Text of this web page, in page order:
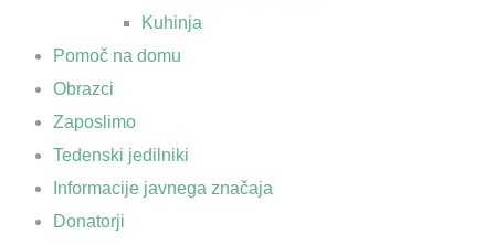
Kuhinja
Pomoč na domu
Obrazci
Zaposlimo
Tedenski jedilniki
Informacije javnega značaja
Donatorji